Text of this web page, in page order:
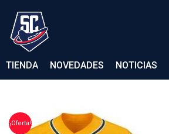
contenido
TIENDA NOVEDADES NOTICIAS
¡Oferta!